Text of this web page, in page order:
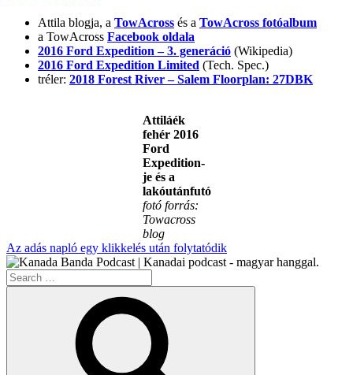
Attila blogja, a TowAcross és a TowAcross fotóalbum
a TowAcross Facebook oldala
2016 Ford Expedition – 3. generáció (Wikipedia)
2016 Ford Expedition Limited (Tech. Spec.)
tréler: 2018 Forest River – Salem Floorplan: 27DBK
Attiláék
fehér 2016
Ford
Expedition-
je és a
lakóutánfutó
fotó forrás:
Towacross
blog
Az adás napló egy klikkelés után folytatódik
Search
for: